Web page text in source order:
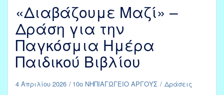
«Διαβάζουμε Μαζί» –
Δράση για την
Παγκόσμια Ημέρα
Παιδικού Βιβλίου
4 Απριλίου 2026 10ο ΝΗΠΙΑΓΩΓΕΙΟ ΑΡΓΟΥΣ Δράσεις